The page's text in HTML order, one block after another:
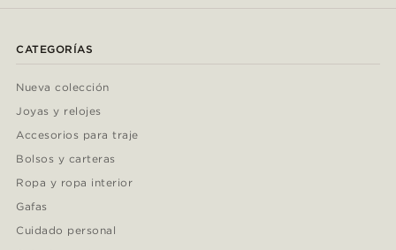
CATEGORÍAS
Nueva colección
Joyas y relojes
Accesorios para traje
Bolsos y carteras
Ropa y ropa interior
Gafas
Cuidado personal